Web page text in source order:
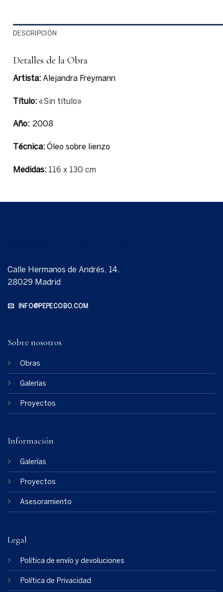
DESCRIPCIÓN
Detalles de la Obra
Artista: Alejandra Freymann
Título: «Sin título»
Año: 2008
Técnica:Óleo sobre lienzo
Medidas: 116 x 130 cm
Calle Hermanos de Andrés, 14.
28029 Madrid
INFO@PEPECOBO.COM
Sobre nosotros
Obras
Galerías
Proyectos
Información
Galerías
Proyectos
Asesoramiento
Legal
Política de envío y devoluciones
Política de Privacidad